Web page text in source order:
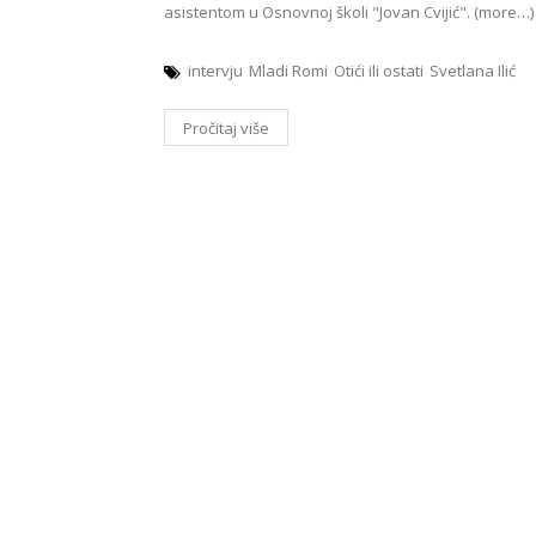
asistentom u Osnovnoj školi "Jovan Cvijić". (more…)
intervju Mladi Romi Otići ili ostati Svetlana Ilić
Pročitaj više